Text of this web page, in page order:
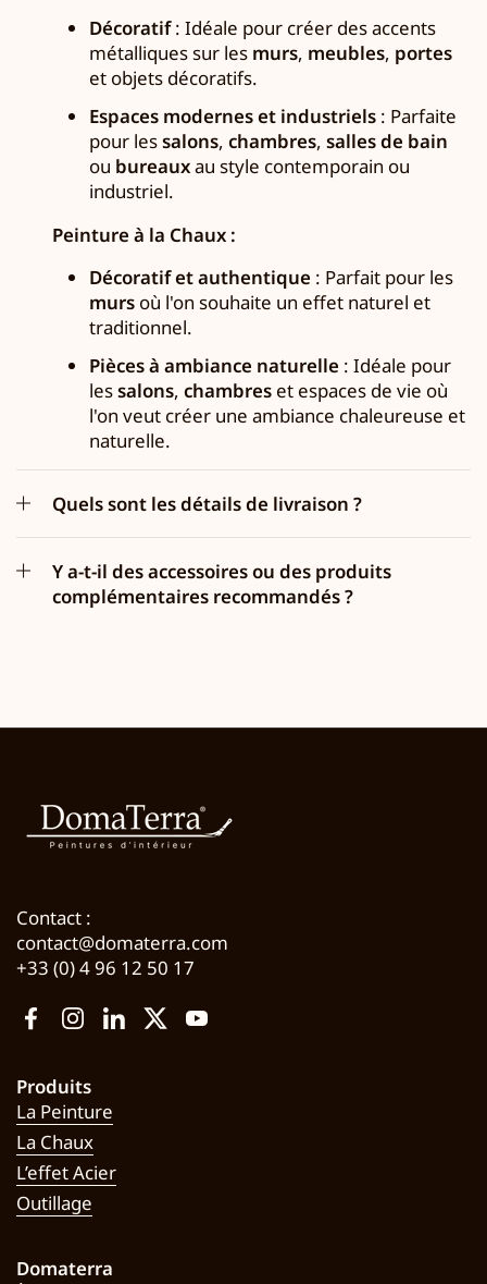
Décoratif: Idéale pour créer des accents
métalliques sur les murs, meubles, portes
et objets décoratifs.
Espaces modernes et industriels: Parfaite
pour lessalons, chambres, salles de bain
ou bureauxau style contemporain ou
industriel.
Peinture à la Chaux :
Décoratif et authentique : Parfait pour les
mursoù l'on souhaite un effet naturel et
traditionnel.
Pièces à ambiance naturelle : Idéale pour
lessalons, chambreset espaces de vie où
l'on veut créer une ambiance chaleureuse et
naturelle.
Quels sont les détails de livraison ?
Y a-t-il des accessoires ou des produits
complémentaires recommandés ?
Contact :
contact@domaterra.com
+33 (0) 4 96 12 50 17
FacebookInstagram
LinkedIn
TwitterYouTube
Produits
La Peinture
La Chaux
L’effet Acier
Outillage
Domaterra